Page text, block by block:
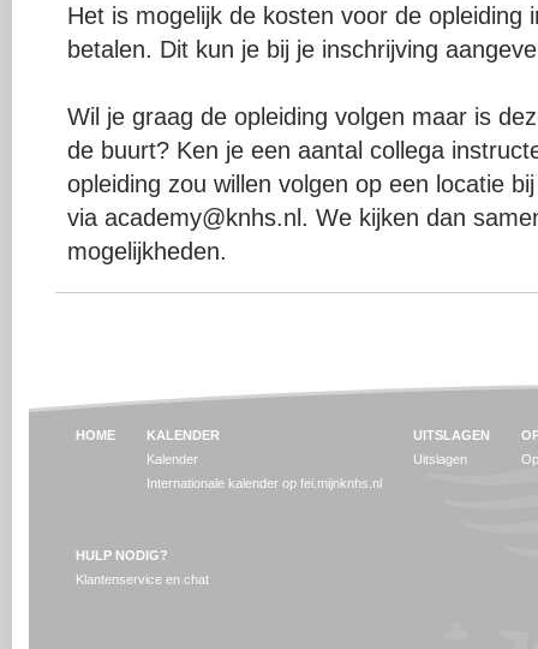
Het is mogelijk de kosten voor de opleiding
betalen. Dit kun je bij je inschrijving
Wil je graag de opleiding volgen maar is
de buurt? Ken je een aantal collega
opleiding zou willen volgen op een locatie
via academy@knhs.nl. We kijken dan
mogelijkheden.
HOME
KALENDER
Kalender
Internationale kalender op fei.mijnknhs.nl
UITSLAGEN
Uitslagen
HULP NODIG?
Klantenservice en chat